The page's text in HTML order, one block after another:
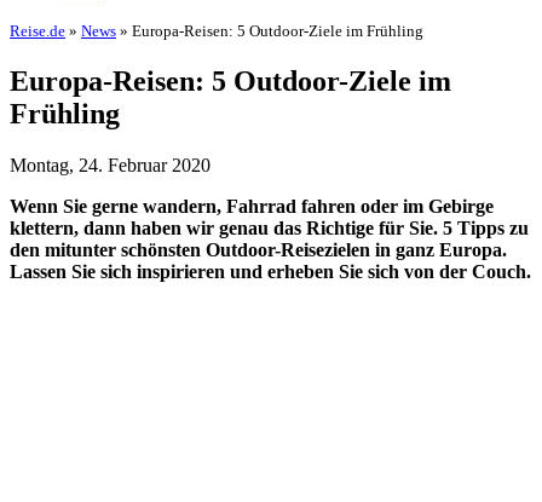
Reise.de » News » Europa-Reisen: 5 Outdoor-Ziele im Frühling
Europa-Reisen: 5 Outdoor-Ziele im
Frühling
Montag, 24. Februar 2020
Wenn Sie gerne wandern, Fahrrad fahren oder im Gebirge
klettern, dann haben wir genau das Richtige für Sie. 5 Tipps zu
den mitunter schönsten Outdoor-Reisezielen in ganz Europa.
Lassen Sie sich inspirieren und erheben Sie sich von der Couch.